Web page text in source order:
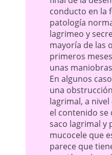
conducto en la
patología
lagrimeo y
mayoría de las
primeros
unas
En algunos
una
lagrimal, a
el contenido se
saco lagrimal y
mucocele que
parece que